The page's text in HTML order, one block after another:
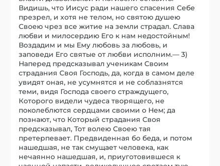
Видишь, что Иисус ради нашего спасения Себе
презрел, и хотя не телом, но святою душею
Своею чрез все житие на земли страдал. Слава
любви и милосердию Его к нам недостойным!
Воздадим и мы Ему любовь за любовь, и
заповеди Его святые от любви исполним.— 3)
Наперед предсказывал ученикам Своим
страдания Своя Господь, да, когда в самом деле
увидят оная, не усумнятся и не соблазнятся
теми, видя Господа своего страждущего,
Которого видели чудеса творящего, не
поколеблются сердцами своими о Нем; да
познают, что Который страдания Своя
предсказывал, Тот волею Своею тая
претерпевает. Предвиденная бо беда, и потом
нашедшая, не так смущает человека, как
нечаянно нашедшая, и, приуготовившеся к